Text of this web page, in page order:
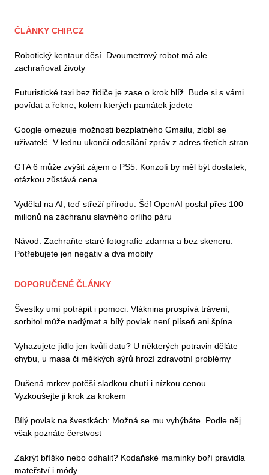
ČLÁNKY CHIP.CZ
Robotický kentaur děsí. Dvoumetrový robot má ale
zachraňovat životy
Futuristické taxi bez řidiče je zase o krok blíž. Bude si s vámi
povídat a řekne, kolem kterých památek jedete
Google omezuje možnosti bezplatného Gmailu, zlobí se
uživatelé. V lednu ukončí odesílání zpráv z adres třetích stran
GTA 6 může zvýšit zájem o PS5. Konzolí by měl být dostatek,
otázkou zůstává cena
Vydělal na AI, teď střeží přírodu. Šéf OpenAI poslal přes 100
milionů na záchranu slavného orlího páru
Návod: Zachraňte staré fotografie zdarma a bez skeneru.
Potřebujete jen negativ a dva mobily
DOPORUČENÉ ČLÁNKY
Švestky umí potrápit i pomoci. Vláknina prospívá trávení,
sorbitol může nadýmat a bílý povlak není plíseň ani špína
Vyhazujete jídlo jen kvůli datu? U některých potravin děláte
chybu, u masa či měkkých sýrů hrozí zdravotní problémy
Dušená mrkev potěší sladkou chutí i nízkou cenou.
Vyzkoušejte ji krok za krokem
Bílý povlak na švestkách: Možná se mu vyhýbáte. Podle něj
však poznáte čerstvost
Zakrýt bříško nebo odhalit? Kodaňské maminky boří pravidla
mateřství i módy